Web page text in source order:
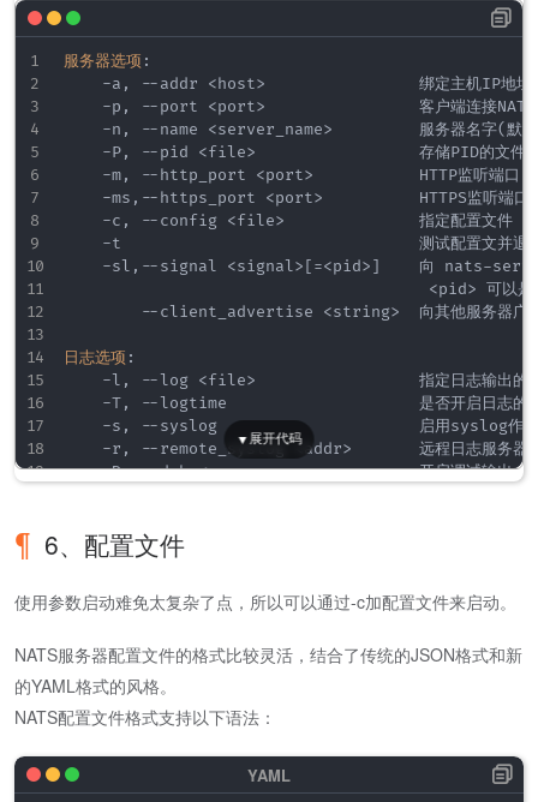
服务器选项 :
-a , --addr <host>
绑定主机IP地址
-p , --port <port>
客户端连接NATS
-n , --name <server_name>
         服务器名字(默认
-P, --pid <file>
                 存储PID的文件
-m, --http_port <port>
           HTTP监听端口
-ms , --https_port <port>
          HTTPS监听端口
-c , --config <file>
              指定配置文件
-t                               测试配置文并退
-sl , --signal <signal>[=<pid>]
    向 nats
-
                                      <pid
> 可以
--client_advertise <string>
向其他服务器广
日志选项 :
-l , --log <file>
指定日志输出的
-T, --logtime                    是否开启日志的时间
-s , --syslog                     启用syslog作为
-r , --remote_syslog <addr>
远程日志服务器
-D, --debug                      开启调试输出
-DV                              调试并跟踪
-DVV                             调试和详细跟踪（也
JetStream 选项:
-sd, --store_dir <dir >
           设置存储目录。
授权认证选项:
--user <user>
连接需要的用户
auth <token>
连接所需的授权
6、配置文件
使用参数启动难免太复杂了点，所以可以通过-c加配置文件来启动。
NATS服务器配置文件的格式比较灵活，结合了传统的JSON格式和新
的YAML格式的风格。
NATS配置文件格式支持以下语法：